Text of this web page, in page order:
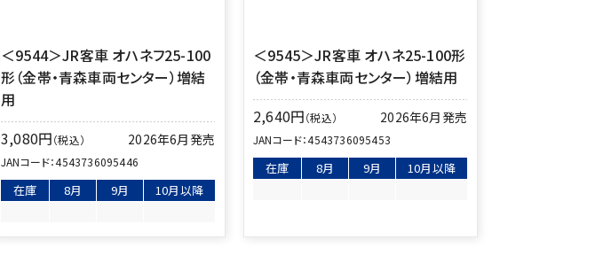
＜9544＞JR客車 オハネフ25-100
形（金帯・青森車両センター）増結
用
3,080円（税込） 2026年6月発売
JANコード：4543736095446
在庫 8月 9月 10月以降
＜9545＞JR客車 オハネ25-100形
（金帯・青森車両センター）増結用
2,640円（税込） 2026年6月発売
JANコード：4543736095453
在庫 8月 9月 10月以降